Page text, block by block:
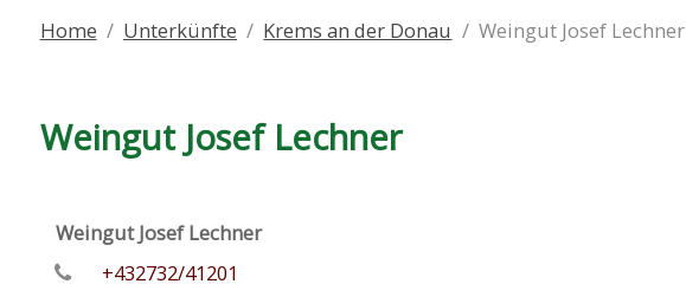
Home Unterkünfte Krems an der Donau Weingut Josef Lechner
Weingut Josef Lechner
Weingut Josef Lechner
+432732/41201